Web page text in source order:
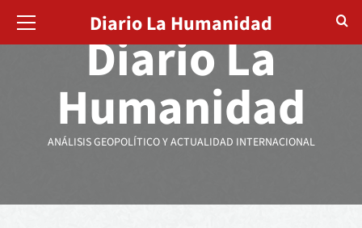
Diario La
Humanidad
ANÁLISIS GEOPOLÍTICO Y ACTUALIDAD INTERNACIONAL
Diario La Humanidad